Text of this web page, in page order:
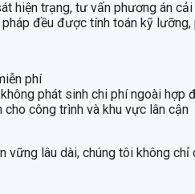
hiện trạng, tư vấn phương án
đều được tính toán kỹ
phí
phát sinh chi phí ngoài hợp
công trình và khu vực lân cận
lâu dài, chúng tôi không